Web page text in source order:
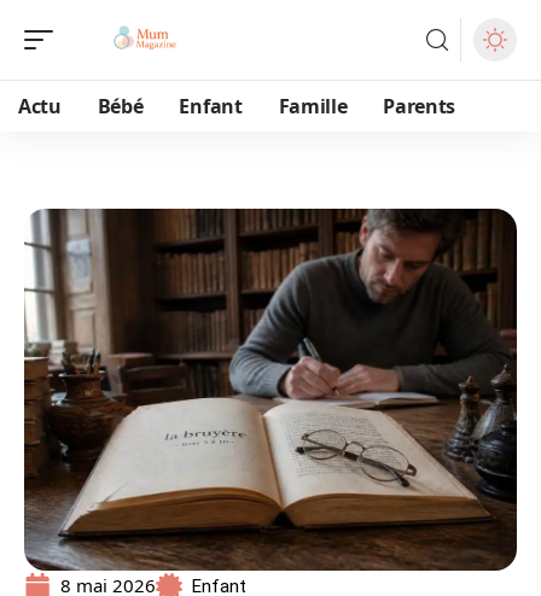
Actu Bébé Enfant Famille Parents
8 mai 2026 Enfant